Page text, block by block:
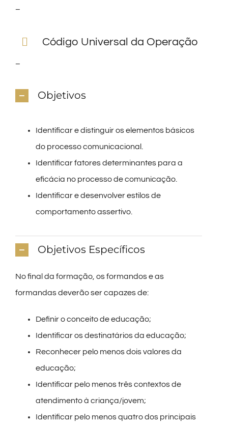
–
Código Universal da Operação
–
Objetivos
Identificar e distinguir os elementos básicos
do processo comunicacional.
Identificar fatores determinantes para a
eficácia no processo de comunicação.
Identificar e desenvolver estilos de
comportamento assertivo.
Objetivos Específicos
No final da formação, os formandos e as
formandas deverão ser capazes de:
Definir o conceito de educação;
Identificar os destinatários da educação;
Reconhecer pelo menos dois valores da
educação;
Identificar pelo menos três contextos de
atendimento à criança/jovem;
Identificar pelo menos quatro dos principais